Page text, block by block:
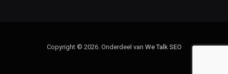
Copyright © 2026. Onderdeel van We Talk SEO